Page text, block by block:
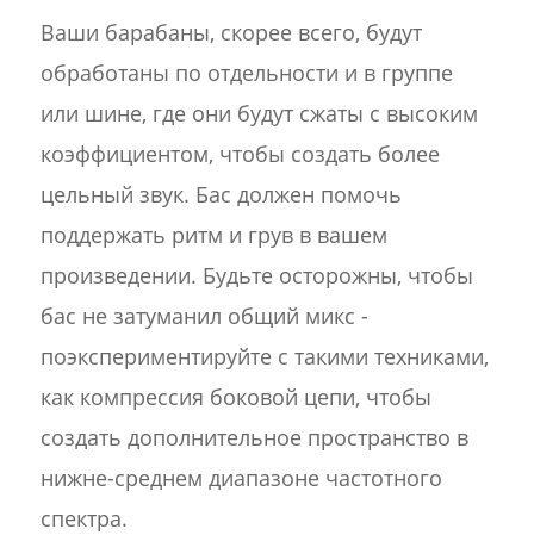
Ваши барабаны, скорее всего, будут
обработаны по отдельности и в группе
или шине, где они будут сжаты с высоким
коэффициентом, чтобы создать более
цельный звук. Бас должен помочь
поддержать ритм и грув в вашем
произведении. Будьте осторожны, чтобы
бас не затуманил общий микс -
поэкспериментируйте с такими техниками,
как компрессия боковой цепи, чтобы
создать дополнительное пространство в
нижне-среднем диапазоне частотного
спектра.